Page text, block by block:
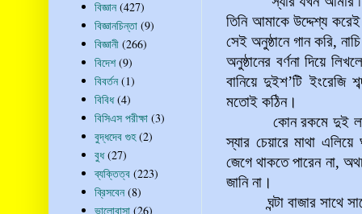
তিনি আমাকে উদ্দেশ্য
সেই অনুষ্ঠানে গান করি,
অনুষ্ঠানের বর্ণনা দিয়ে
বানিয়ে দুইশ’টি ইংরেজি
মতোই কঠিন।
কোন রকমে দুই লাইন
স্যার চেয়ারে মাথা
জেগে থাকতে পারেন না,
জানি না।
ঘন্টা বাজার সাথে
বিজ্ঞান (427)
বিজ্ঞানচিন্তা (9)
বিজ্ঞানী (266)
বিদেশ (9)
বিবর্তন (1)
বিবিধ (4)
বিসিএস পরীক্ষা (3)
বুদ্ধদেব গুহ (2)
বুধ (27)
ব্যক্তিত্ব (223)
ব্রিসবেন (8)
ভালোবাসা (26)